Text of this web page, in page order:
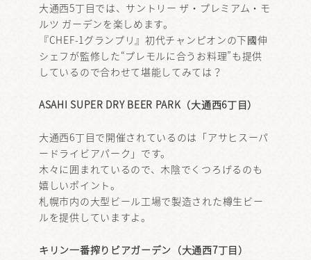
大通西5丁目では、サントリー ザ・プレミアム・モ
ルツ ガーデンを楽しめます。
『CHEF-1グランプリ』初代チャンピオンの下國伸
シェフが監修した“プレモルに合うお料理”も提供
しているので合わせて堪能してみては？
ASAHI SUPER DRY BEER PARK（大通西6丁目）
大通西6丁目で開催されているのは「アサヒスーパ
ードライビアパーク」です。
木々に囲まれているので、木陰でくつろげるのも
嬉しいポイント。
札幌市内の大型ビール工場で製造された樽生ビー
ルを提供していますよ。
キリン一番搾りビアガーデン（大通西7丁目）